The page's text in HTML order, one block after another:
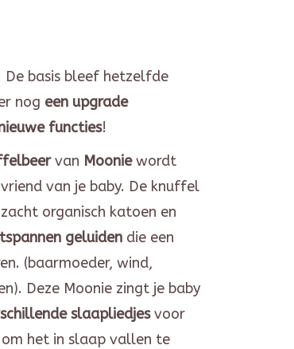
De basis bleef hetzelfde
nog een upgrade
functies!
van Mooniewordt
van je baby. De knuffel
organisch katoen en
geluidendie een
(baarmoeder, wind,
Deze Moonie zingt je baby
slaapliedjesvoor
het in slaap vallen te